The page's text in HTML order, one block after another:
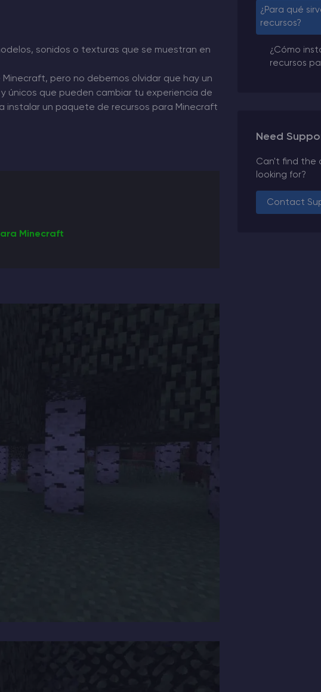
sonidos o texturas que se muestran en
pero no debemos olvidar que hay un
únicos que pueden cambiar tu experiencia de
instalar un paquete de recursos para Minecraft
Minecraft
¿Para qué
recursos?
¿Cómo
recursos
Need
Can't find the
looking for?
Contact